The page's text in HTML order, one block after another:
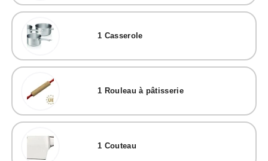
1 Casserole
1 Rouleau à pâtisserie
1 Couteau